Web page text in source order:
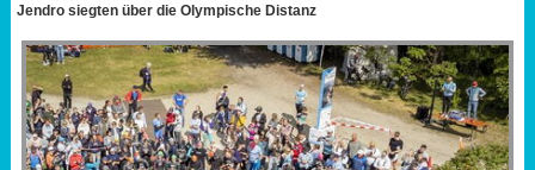
Jendro siegten über die Olympische Distanz
Nordic Walking
Schwimmen
Orientierungslauf
Dokumente
SEPA Info
Bankverbindung